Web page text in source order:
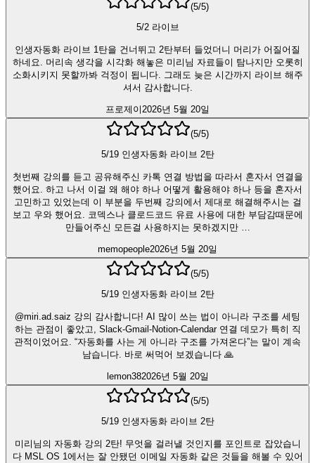
(5/5)
5/2 라이브
인생자동화 라이브 1탄을 건너뛰고 2탄부터 들었더니 머리가 어질어질
하네요. 머리속 생각을 시각화 해놓은 미리님 자료들이 탐나지만 오롯히
소화시키지 못할까봐 걱정이 됩니다. 그래도 늦은 시간까지 라이브 해주
셔서 감사합니다.
프로제이 2026년 5월 20일
(5/5)
5/19 인생자동화 라이브 2탄
첫번째 강의를 듣고 공유해주신 카톡 연결 방법을 따라서 혼자서 연결을
했어요. 하고 나서 이걸 왜 해야 하나 어떻게 활용해야 하나 등을 혼자서
고민하고 있었는데 이 부분을 두번째 강의에서 제대로 해결해주시는 걸
보고 우와 했어요. 코덱스나 클로드코드 유료 사용에 대한 부담감때문에
만들어주신 모든걸 사용하지는 못하겠지만 …
memopeople2026년 5월 20일
(5/5)
5/19 인생자동화 라이브 2탄
@miri.ad.saiz 강의 감사합니다! AI 많이 쓰는 법이 아니라 구조를 세팅
하는 관점이 좋았고, Slack-Gmail-Notion-Calendar 연결 데모가 특히 직
관적이었어요. “자동화를 사는 게 아니라 구조를 가져온다”는 말이 계속
남습니다. 바로 써먹어 보겠습니다 🙏
lemon382026년 5월 20일
(5/5)
5/19 인생자동화 라이브 2탄
미리님의 자동화 강의 2탄! 무엇을 걸러낼 것인지를 포인트로 잡았습니
다 MSL OS 1에서는 잘 안됐던 이메일 자동화 같은 것들을 해볼 수 있어